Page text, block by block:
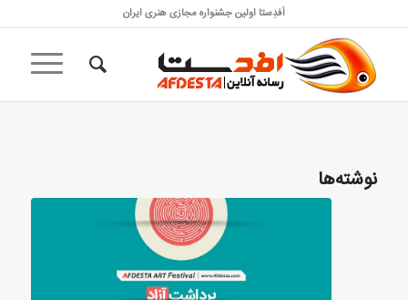
اَفدِستا اولین جشنواره مجازی هنری ایران
نوشته‌ها